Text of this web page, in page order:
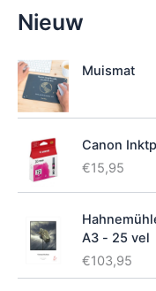
i
b
a
a
r
Nieuw
Muismat
Canon
€15,95
A3 - 25 vel
€103,95